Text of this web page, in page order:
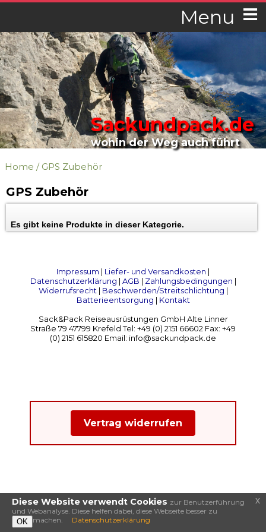
Menu
Sackundpack.de
wohin der Weg auch führt
Home / GPS Zubehör
GPS Zubehör
Es gibt keine Produkte in dieser Kategorie.
Impressum | Liefer- und Versandkosten |
Datenschutzerklärung | AGB | Zahlungsbedingungen |
Widerrufsrecht| Beschwerden/Streitschlichtung |
Batterieentsorgung | Kontakt
Sack&Pack Reiseausrüstungen GmbH Alte Linner
Straße 79 47799 Krefeld Tel: +49 (0) 2151 66602 Fax: +49
(0) 2151 615820 Email: info@sackundpack.de
Vertrag widerrufen
Diese Website verwendt Cookies zur Benutzerführung
und Webanalyse. Diese helfen dabei, diese Webseite besser zu
machen.
OK Datenschutzerklärung
x